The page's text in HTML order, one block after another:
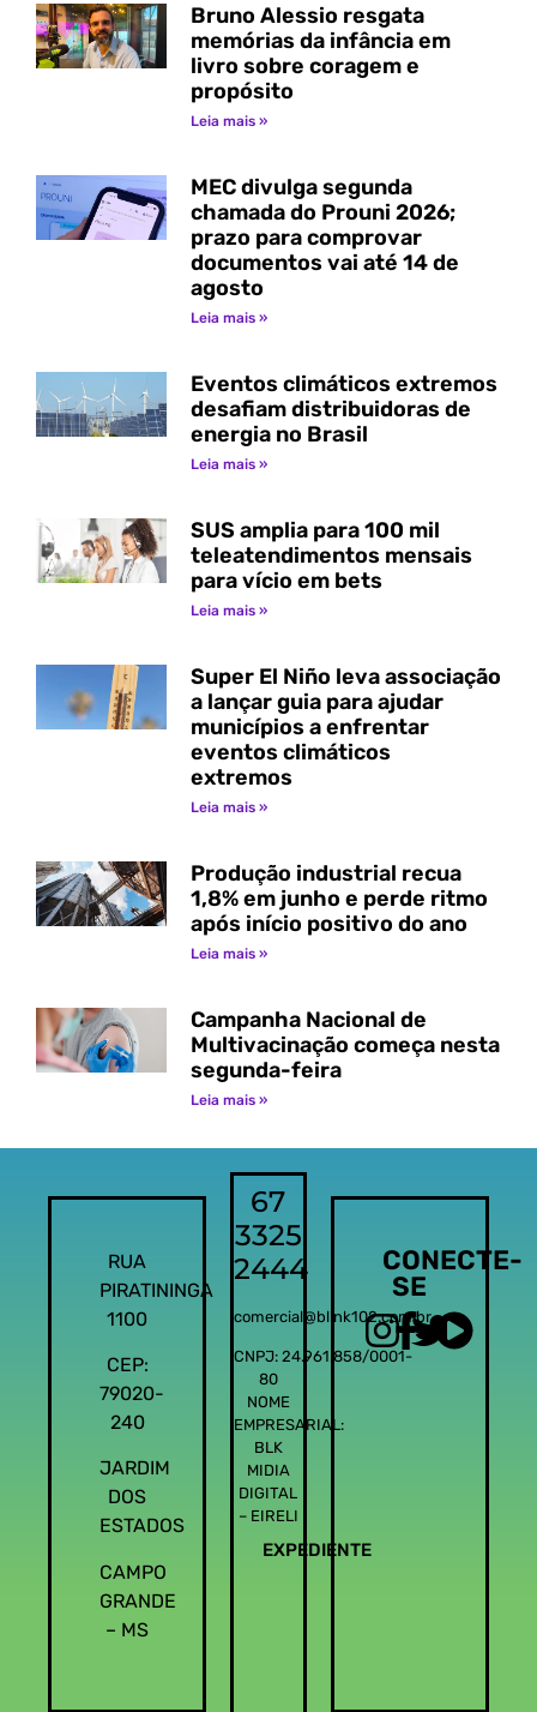
Bruno Alessio resgata
memórias da infância em
livro sobre coragem e
propósito
Leia mais »
MEC divulga segunda
chamada do Prouni 2026;
prazo para comprovar
documentos vai até 14 de
agosto
Leia mais »
Eventos climáticos extremos
desafiam distribuidoras de
energia no Brasil
Leia mais »
SUS amplia para 100 mil
teleatendimentos mensais
para vício em bets
Leia mais »
Super El Niño leva associação
a lançar guia para ajudar
municípios a enfrentar
eventos climáticos
extremos
Leia mais »
Produção industrial recua
1,8% em junho e perde ritmo
após início positivo do ano
Leia mais »
Campanha Nacional de
Multivacinação começa nesta
segunda-feira
Leia mais »
RUA
PIRATININGA
1100
CEP:
79020-
240
JARDIM
DOS
ESTADOS
CAMPO
GRANDE
– MS
67
3325
2444
comercial@blink102.com.br
CNPJ: 24.961.858/0001-
80
NOME
EMPRESARIAL:
BLK
MIDIA
DIGITAL
– EIRELI
EXPEDIENTE
CONECTE-
SE